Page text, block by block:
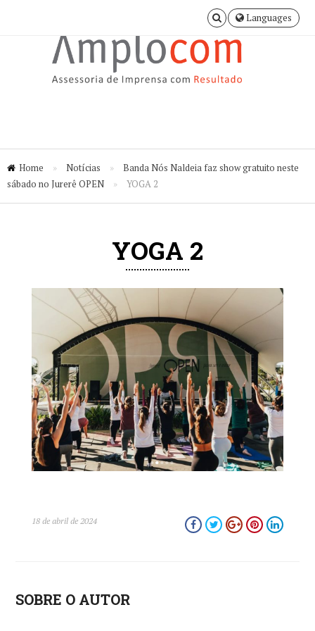
Languages
Home » Notícias »
Banda Nós Naldeia faz show gratuito neste
sábado no Jurerê OPEN
» YOGA 2
YOGA 2
18 de abril de 2024
SOBRE O AUTOR
close